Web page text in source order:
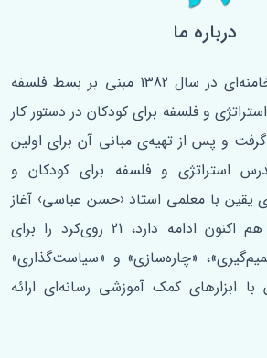
درباره ما
مبتنی بر فرمان امام خامنه‌ای در سال 1382 مبنی بر بسط فلسفه‌
و فلسفه برای کودکان در دستور کار
و پس از تهیه‌ی مبانی آن برای اولین
استراتژی و فلسفه برای کودکان و
یقین با معلمی استاد ‹حسن عباسی› آغاز
شد. این دوره که تا هم اکنون ادامه دارد، 21 روی‌کرد را برای
«چاره‌سازی» و «سیاست‌گذاری»
با ابزارهای کمک آموزشی رسانه‌ای ارائه